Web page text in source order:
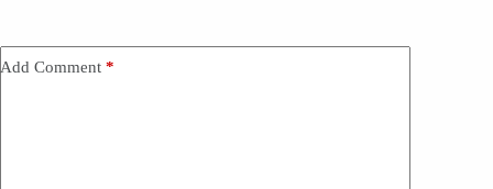
Add Comment *